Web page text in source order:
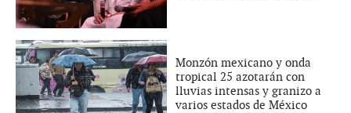
Monzón mexicano y onda
tropical 25 azotarán con
lluvias intensas y granizo a
varios estados de México